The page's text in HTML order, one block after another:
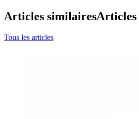
Articles similaires
Tous les articles